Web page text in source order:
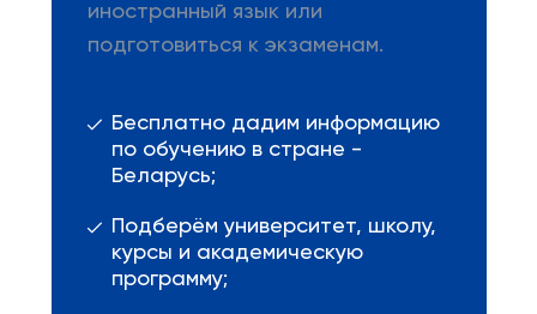
иностранный язык или
подготовиться к экзаменам.
Бесплатно дадим информацию
по обучению в стране -
Беларусь;
Подберём университет, школу,
курсы и академическую
программу;